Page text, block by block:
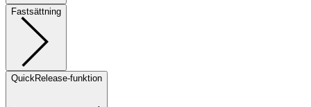
Fastsättning
QuickRelease-funktion